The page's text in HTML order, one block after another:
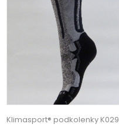
Klimasport® podkolenky K029